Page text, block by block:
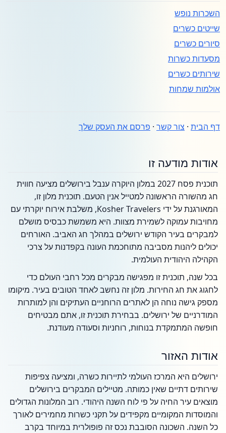
השכרות נופש
שייטים כשרים
סיורים כשרים
מסעדות כשרות
שירותים כשרים
אולמות שמחות
דף הבית · צור קשר · פרסם את העסק שלך
אודות מודעה זו
תוכנית פסח 2027 במלון היוקרה ענבל בירושלים מציעה חווית
חג מהשורה הראשונה למטייל אנין הטעם. תוכנית מלון זו,
המאורגנת על ידי Kosher Travelers, משלבת אירוח יוקרתי עם
מחויבות עמוקה לשמירת מצוות. היא משמשת כבסיס מושלם
למבקרים בעיר הקודש ירושלים במהלך חג האביב. האורחים
יכולים ליהנות מסביבה מתוחכמת העונה בקפדנות על צרכי
הקהילה היהודית העולמית.
בכל שנה, תוכנית זו מפגישה מבקרים מכל רחבי העולם כדי
לחגוג את חג החירות. מלון זה נחשב לאחד הטובים בעיר. מיקומו
מספק גישה נוחה הן לאתרים הרוחניים העתיקים והן למותרות
המודרניים של ירושלים. בבחירת תוכנית זו, אתם מבטיחים
חופשה המתמקדת בנוחות, רוחניות וסעודה מעודנת.
אודות האזור
ירושלים היא המרכז העולמי לתיירות כשרה, ומציעה צפיפות
שירותים דתיים שאין כמותה. מטיילים המבקרים בירושלים
מוצאים עיר החיה על פי לוח השנה היהודי. רוב המלונות הגדולים
והמוסדות המקומיים מקפידים על תקני כשרות מחמירים לאורך
כל השנה. השכונה הסובבת נכס זה פופולרית במיוחד בקרב